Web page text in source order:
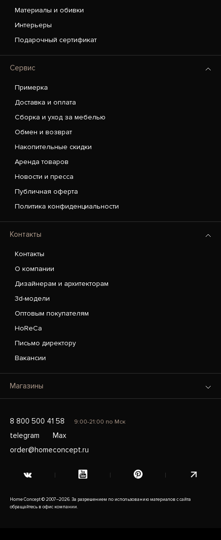
Материалы и обивки
Интерьеры
Подарочный сертификат
Сервис
Примерка
Доставка и оплата
Сборка и уход за мебелью
Обмен и возврат
Накопительные скидки
Аренда товаров
Новости и пресса
Публичная оферта
Политика конфиденциальности
Контакты
Контакты
О компании
Дизайнерам и архитекторам
3d-модели
Оптовым покупателям
HoReCa
Письмо директору
Вакансии
Магазины
8 800 500 41 58 9:00-21:00 по Мск
telegram
Max
order@homeconcept.ru
Home Concept © 2007–2026. За разрешением по использованию материалов с сайта
обращайтесь в офис компании.